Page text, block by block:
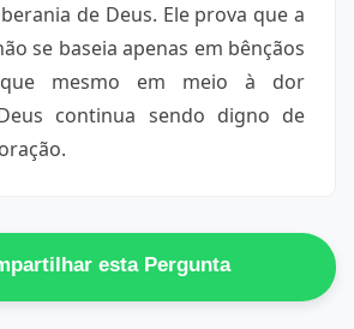
de Deus. Ele prova que a
se baseia apenas em bênçãos
mesmo em meio à dor
continua sendo digno de
esta Pergunta